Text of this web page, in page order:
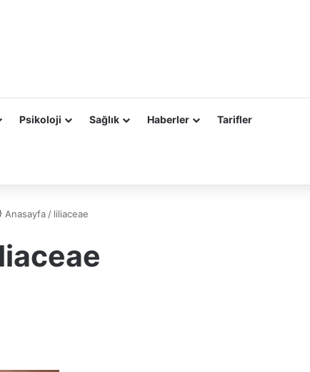
Psikoloji Sağlık Haberler Tarifler
Anasayfa / liliaceae